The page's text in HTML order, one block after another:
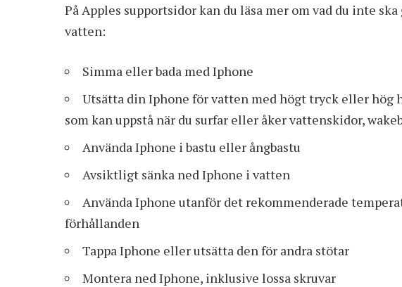
PåApples supportsidorkan du läsa mer om vad du inte
vatten:
Simma eller bada med Iphone
Utsätta din Iphone för vatten med högt tryck eller hög
som kan uppstå när du surfar eller åker vattenskidor,
Använda Iphone i bastu eller ångbastu
Avsiktligt sänka ned Iphone i vatten
Använda Iphone utanför det rekommenderade
förhållanden
Tappa Iphone eller utsätta den för andra stötar
Montera ned Iphone, inklusive lossa skruvar